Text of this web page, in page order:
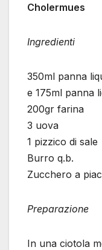
Cholermues
Ingredienti
350ml panna
e 175ml panna
200gr farina
3 uova
1 pizzico di sale
Burro q.b.
Zucchero a
Preparazione
In una ciotola